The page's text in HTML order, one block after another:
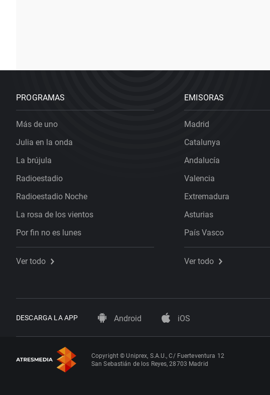
PROGRAMAS
Más de uno
Julia en la onda
La brújula
Radioestadio
Radioestadio Noche
La rosa de los vientos
Por fin no es lunes
Ver todo
EMISORAS
Madrid
Catalunya
Andalucía
Valencia
Extremadura
Asturias
País Vasco
Ver todo
DESCARGA LA APP Android iOS
Copyright © Uniprex, S.A.U., C/ Fuerteventura 12
San Sebastián de los Reyes, 28703 Madrid